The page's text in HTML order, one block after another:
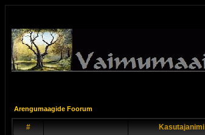
Arengumaagide Foorum
# Kasutajanimi